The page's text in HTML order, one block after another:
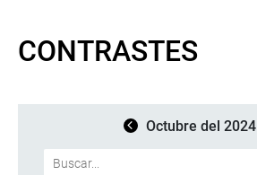
CONTRASTES
Octubre del 2024